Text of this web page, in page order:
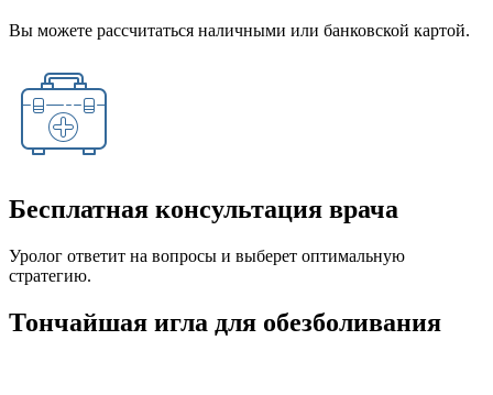
Вы можете рассчитаться наличными или банковской картой.
Бесплатная консультация врача
Уролог ответит на вопросы и выберет оптимальную
стратегию.
Тончайшая игла для обезболивания